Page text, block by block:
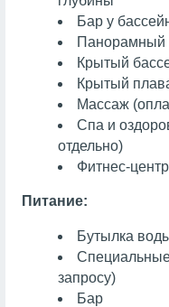
Бар у
Панорамный
Крытый
Крытый
Массаж
Спа и
отдельно)
Фитнес-центр
Питание:
Бутылка
запросу)
Бар